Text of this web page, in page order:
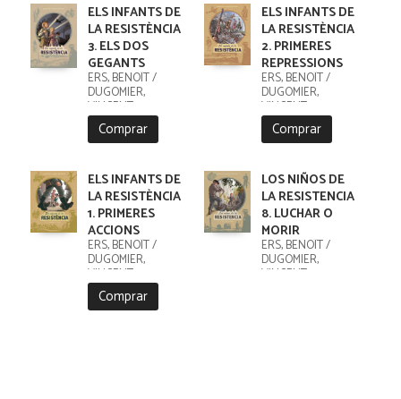
ELS INFANTS DE
LA RESISTÈNCIA
3. ELS DOS
GEGANTS
ERS, BENOÎT /
DUGOMIER,
VINCENT
Comprar
ELS INFANTS DE
LA RESISTÈNCIA
2. PRIMERES
REPRESSIONS
ERS, BENOÎT /
DUGOMIER,
VINCENT
Comprar
ELS INFANTS DE
LA RESISTÈNCIA
1. PRIMERES
ACCIONS
ERS, BENOÎT /
DUGOMIER,
VINCENT
Comprar
LOS NIÑOS DE
LA RESISTENCIA
8. LUCHAR O
MORIR
ERS, BENOÎT /
DUGOMIER,
VINCENT